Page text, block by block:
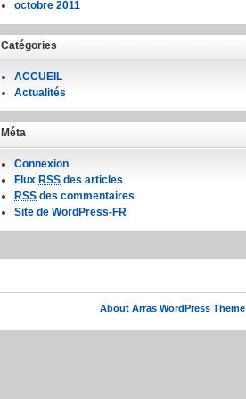
octobre 2011
Catégories
ACCUEIL
Actualités
Méta
Connexion
Flux RSS des articles
RSS des commentaires
Site de WordPress-FR
About Arras WordPress Theme